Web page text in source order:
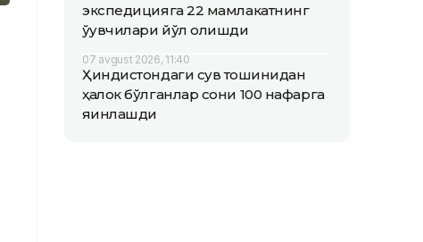
экспедицияга 22 мамлакатнинг
ўқувчилари йўл олишди
07 avgust 2026, 11:40
Ҳиндистондаги сув тошқинидан
ҳалок бўлганлар сони 100 нафарга
яқинлашди